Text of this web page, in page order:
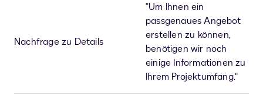
Nachfrage zu Details
"Um Ihnen ein
passgenaues Angebot
erstellen zu können,
benötigen wir noch
einige Informationen zu
Ihrem Projektumfang."